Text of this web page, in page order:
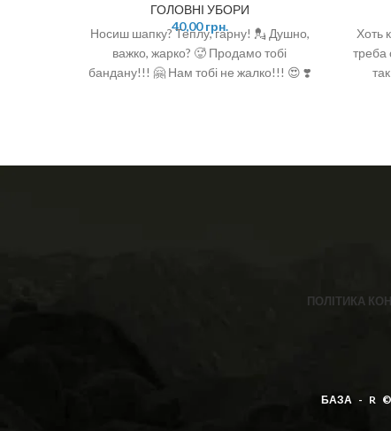
ГОЛОВНІ УБОРИ
40,00грн.
Носиш шапку? Теплу, гарну! 💂 Душно,
важко, жарко? 🥵 Продамо тобі
бандану!!! 🤗 Нам тобі не жалко!!! 😍 ❣️
Хоть
треба
ПОЛІТИКА
БАЗА - R ©